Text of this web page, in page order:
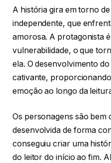
A história gira em torno
independente, que
amorosa. A protagonista
vulnerabilidade, o que
ela. O desenvolvimento
cativante,
emoção ao longo da
Os personagens são bem
desenvolvida de forma
conseguiu criar uma
do leitor do início ao fim.